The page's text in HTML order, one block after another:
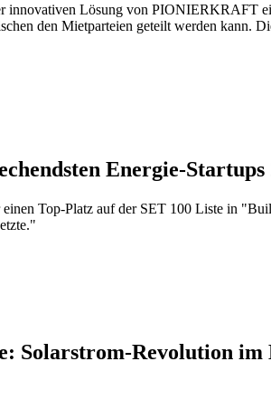
Lösung von PIONIERKRAFT
den Mietparteien geteilt werden kann.
Energie-
Top-Platz auf der SET 100 Liste in
Solarstrom-Revolution